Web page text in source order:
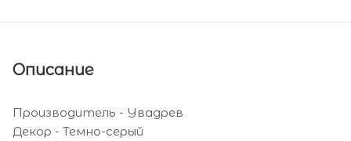
Описание
Производитель - Увадрев
Декор - Темно-серый